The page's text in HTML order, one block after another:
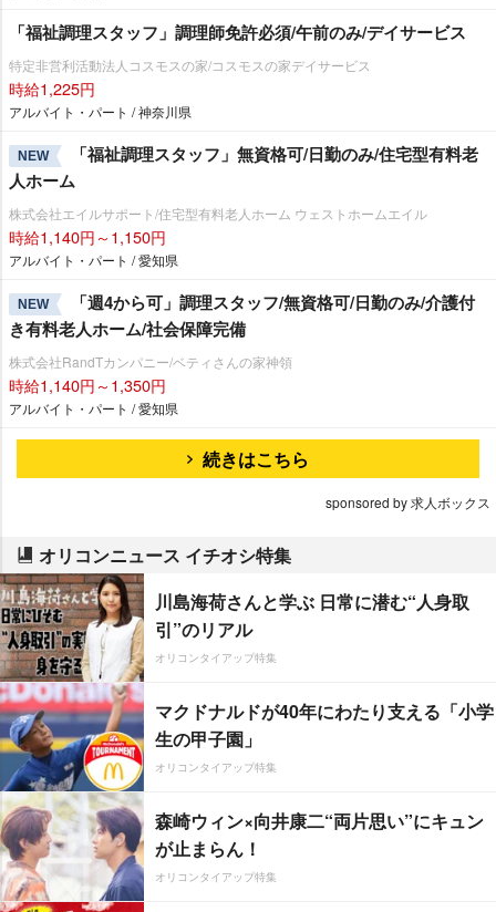
「福祉調理スタッフ」調理師免許必須/午前のみ/デイサービス
特定非営利活動法人コスモスの家/コスモスの家デイサービス
時給1,225円
アルバイト・パート / 神奈川県
NEW
「福祉調理スタッフ」無資格可/日勤のみ/住宅型有料老
人ホーム
株式会社エイルサポート/住宅型有料老人ホーム ウェストホームエイル
時給1,140円～1,150円
アルバイト・パート / 愛知県
NEW
「週4から可」調理スタッフ/無資格可/日勤のみ/介護付
き有料老人ホーム/社会保障完備
株式会社RandTカンパニー/ベティさんの家神領
時給1,140円～1,350円
アルバイト・パート / 愛知県
続きはこちら
sponsored by 求人ボックス
オリコンニュース イチオシ特集
川島海荷さんと学ぶ 日常に潜む“人身取
引”のリアル
オリコンタイアップ特集
マクドナルドが40年にわたり支える「小学
生の甲子園」
オリコンタイアップ特集
森崎ウィン×向井康二“両片思い”にキュン
が止まらん！
オリコンタイアップ特集